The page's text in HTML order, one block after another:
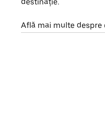
destinație.
Află mai multe despre